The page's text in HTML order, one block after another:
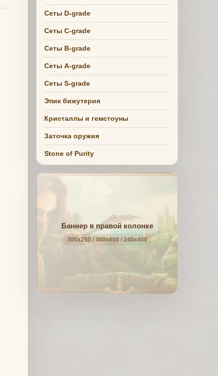
Сеты D-grade
Сеты C-grade
Сеты B-grade
Сеты A-grade
Сеты S-grade
Эпик бижутерия
Кристаллы и гемстоуны
Заточка оружия
Stone of Purity
Баннер в правой колонке
300x250 / 300x600 / 240x400